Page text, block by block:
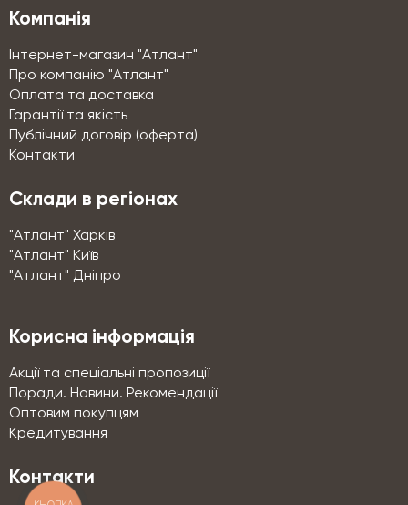
Компанія
Інтернет-магазин "Атлант"
Про компанію "Атлант"
Оплата та доставка
Гарантії та якість
Публічний договір (оферта)
Контакти
Склади в регіонах
"Атлант" Харків
"Атлант" Київ
"Атлант" Дніпро
Корисна інформація
Акції та спеціальні пропозиції
Поради. Новини. Рекомендації
Оптовим покупцям
Кредитування
Контакти